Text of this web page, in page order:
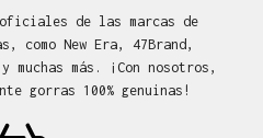
oficiales de las marcas de
como New Era, 47Brand,
más. ¡Con nosotros,
gorras 100% genuinas!